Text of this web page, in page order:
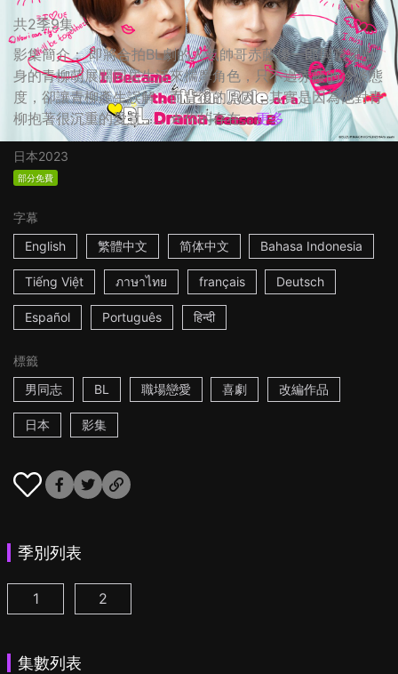
共2季9集
影集簡介： 即將合拍BL劇的人氣帥哥赤藤優一郎與童星出
身的青柳萌展開同居生活來揣摩角色，只不過赤藤的冷淡態
度，卻讓青柳產生誤解，而背後的原因，其實是因為他對青
柳抱著很沉重的愛意…… ☆你的存在... 更多
日本2023
部分免費
字幕
English
繁體中文 简体中文 Bahasa Indonesia
Tiếng Việt ภาษาไทย français Deutsch
Español Português हिन्दी
標籤
男同志
BL 職場戀愛 喜劇 改編作品
日本 影集
季別列表
我成為BL劇的主角了 第1集
1 我成為BL劇的主角了 第2季 第1集
2
集數列表